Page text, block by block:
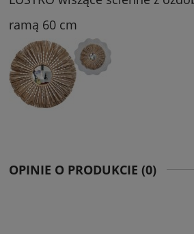
ramą 60 cm
OPINIE O PRODUKCIE (0)